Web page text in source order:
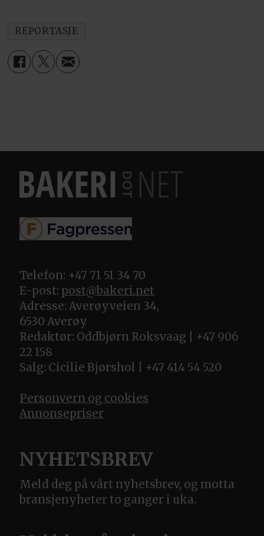
REPORTASJE
Telefon: +47 71 51 34 70
E-post: post@bakeri.net
Adresse: Averøyveien 34,
6530 Averøy
Redaktør: Oddbjørn Roksvaag | +47 906
22 158
Salg: Cicilie Bjørshol | +47 414 54 520
Personvern og cookies
Annonsepriser
NYHETSBREV
Meld deg på vårt nyhetsbrev, og motta
bransjenyheter to ganger i uka.